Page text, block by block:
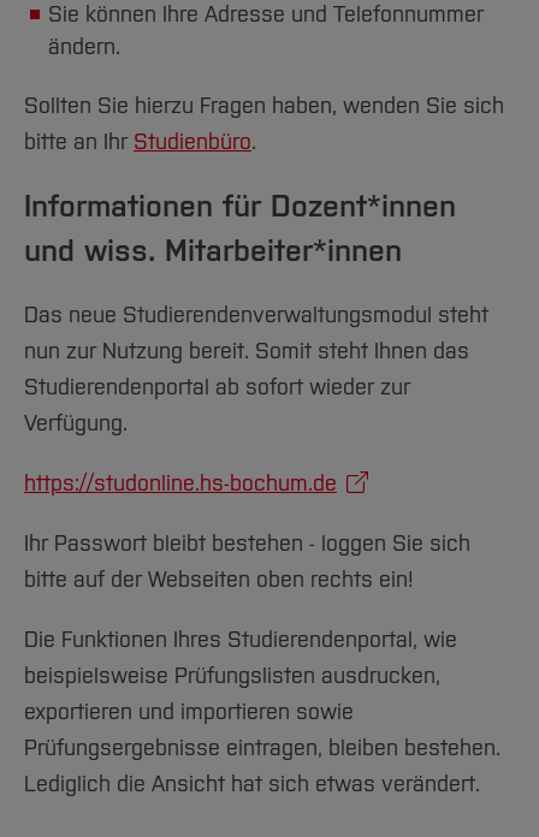
Arbeiten im FB G
Forschung und Projekte
International
Team
Service
Studiengänge
Studieninteressierte
Aktuelles
Studium
Fachgruppen
Forschung und Entwicklung
Team
Service
Amtliche Bekanntmachungen
Notfall-Infos
BO Shop
Familiengerechte Hochschule
Gleichstellung
Diskriminierungsfreie Hochschule
Vertretungen
Hochschulbibliothek
Hochschulkommunikation
International Office
Medienzentrum
Sie können Ihre Adresse und Telefonnummer
ändern.
Sollten Sie hierzu Fragen haben, wenden Sie sich
bitte an Ihr Studienbüro.
Informationen für Dozent*innen
und wiss. Mitarbeiter*innen
Das neue Studierendenverwaltungsmodul steht
nun zur Nutzung bereit. Somit steht Ihnen das
Studierendenportal ab sofort wieder zur
Verfügung.
https://studonline.hs-bochum.de
Ihr Passwort bleibt bestehen - loggen Sie sich
bitte auf der Webseiten oben rechts ein!
Die Funktionen Ihres Studierendenportal, wie
beispielsweise Prüfungslisten ausdrucken,
exportieren und importieren sowie
Prüfungsergebnisse eintragen, bleiben bestehen.
Lediglich die Ansicht hat sich etwas verändert.